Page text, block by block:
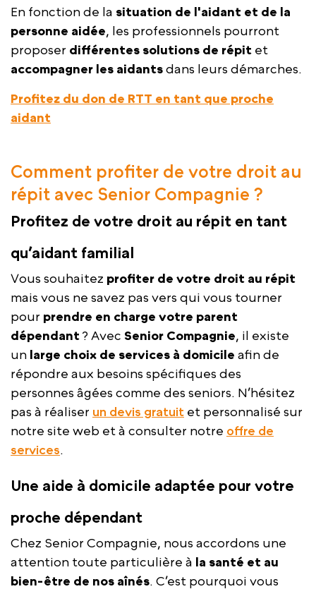
En fonction de la situation de l'aidant et de la
personne aidée, les professionnels pourront
proposer différentes solutions de répit et
accompagner les aidantsdans leurs démarches.
Profitez du don de RTT en tant que proche
aidant
Comment profiter de votre droit au
répit avec Senior Compagnie ?
Profitez de votre droit au répit en tant
qu’aidant familial
Vous souhaitez profiter de votre droit au répit
mais vous ne savez pas vers qui vous tourner
pour prendre en charge votre parent
dépendant? Avec Senior Compagnie, il existe
un large choix de services à domicile afin de
répondre aux besoins spécifiques des
personnes âgées comme des seniors. N’hésitez
pas à réaliser un devis gratuit et personnalisé sur
notre site web et à consulter notre offre de
services.
Une aide à domicile adaptée pour votre
proche dépendant
Chez Senior Compagnie, nous accordons une
attention toute particulière à la santé et au
bien-être de nos aînés. C’est pourquoi vous